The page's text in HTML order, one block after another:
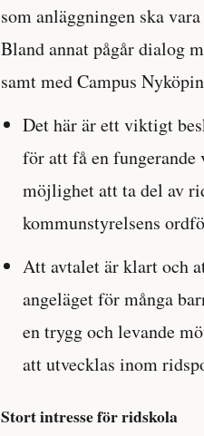
som anläggningen ska
Bland annat pågår dialog
samt med Campus
Det här är ett viktigt
för att få en fungerande
möjlighet att ta del av
kommunstyrelsens
Att avtalet är klart och
angeläget för många
en trygg och levande
att utvecklas inom
Stort intresse för ridskola